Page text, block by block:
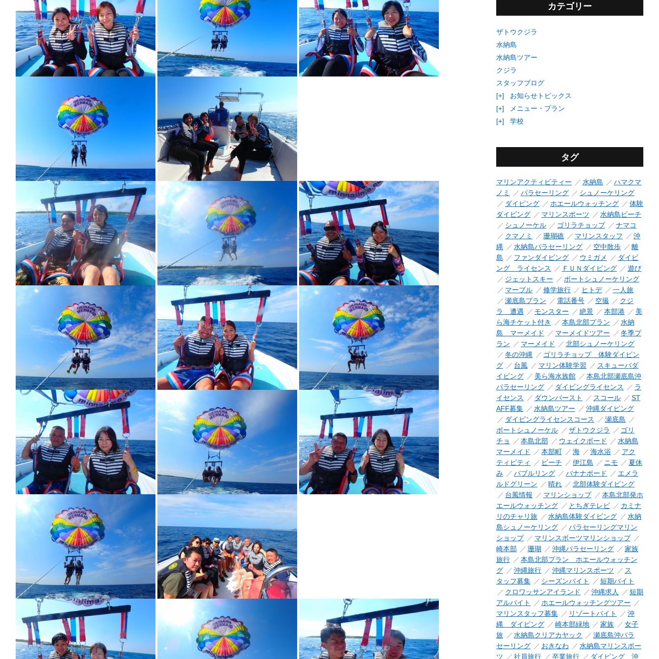
カテゴリー
ザトウクジラ
水納島
水納島ツアー
クジラ
スタッフブログ
[+]
お知らせトピックス
[+]
メニュー・プラン
[+]
学校
タグ
マリンアクティビティー 水納島
ハマクマ
ノミ
パラセーリング
シュノーケリング
ダイビング
ホエールウォッチング
体験
ダイビング
マリンスポーツ
水納島ビーチ
シュノーケル
ゴリラチョップ
ナマコ
クマノミ
珊瑚礁 マリンスタッフ
沖
縄
水納島パラセーリング 空中散歩
離
島
ファンダイビング ウミガメ
ダイビ
ング ライセンス
ＦＵＮダイビング
遊び
ジェットスキー
ボートシュノーケリング
マーブル
修学旅行 ヒトデ
一人旅
瀬底島プラン
電話番号 空撮
クジ
ラ 遭遇
モンスター 絶景 本部港
美
ら海チケット付き
本島北部プラン
水納
島 マーメイド
マーメイドツアー
冬季プ
ラン
マーメイド
北部シュノーケリング
冬の沖縄
ゴリラチョップ 体験ダイビン
グ
台風 マリン体験学習
スキューバダ
イビング
美ら海水族館
本島北部瀬底島沖
パラセーリング
ダイビングライセンス
ラ
イセンス
ダウンバースト スコール
ST
AFF募集
水納島ツアー
沖縄ダイビング
ダイビングライセンスコース
瀬底島
ボートシュノーケル
ザトウクジラ
ゴリ
チョ
本島北部 ウェイクボード
水納島
マーメイド
本部町 海 海水浴
アク
ティビティ
ビーチ 伊江島 ニモ
夏休
み
バブルリング バナナボード
エメラ
ルドグリーン
晴れ
北部体験ダイビング
台風情報
マリンショップ
本島北部発ホ
エールウォッチング
とちぎテレビ
カミナ
リのチャリ旅
水納島体験ダイビング
水納
島シュノーケリング
パラセーリングマリン
ショップ
マリンスポーツマリンショップ
崎本部
珊瑚 沖縄パラセーリング
家族
旅行
本島北部プラン ホエールウォッチン
グ
沖縄旅行 沖縄マリンスポーツ
ス
タッフ募集
シーズンバイト
短期バイト
クロワッサンアイランド
沖縄求人
短期
アルバイト
ホエールウォッチングツアー
マリンスタッフ募集
リゾートバイト
沖
縄 ダイビング
崎本部緑地 家族
女子
旅
水納島クリアカヤック
瀬底島沖パラ
セーリング
おきなわ
水納島マリンスポー
ツ
社員旅行 卒業旅行 ダイビング 沖